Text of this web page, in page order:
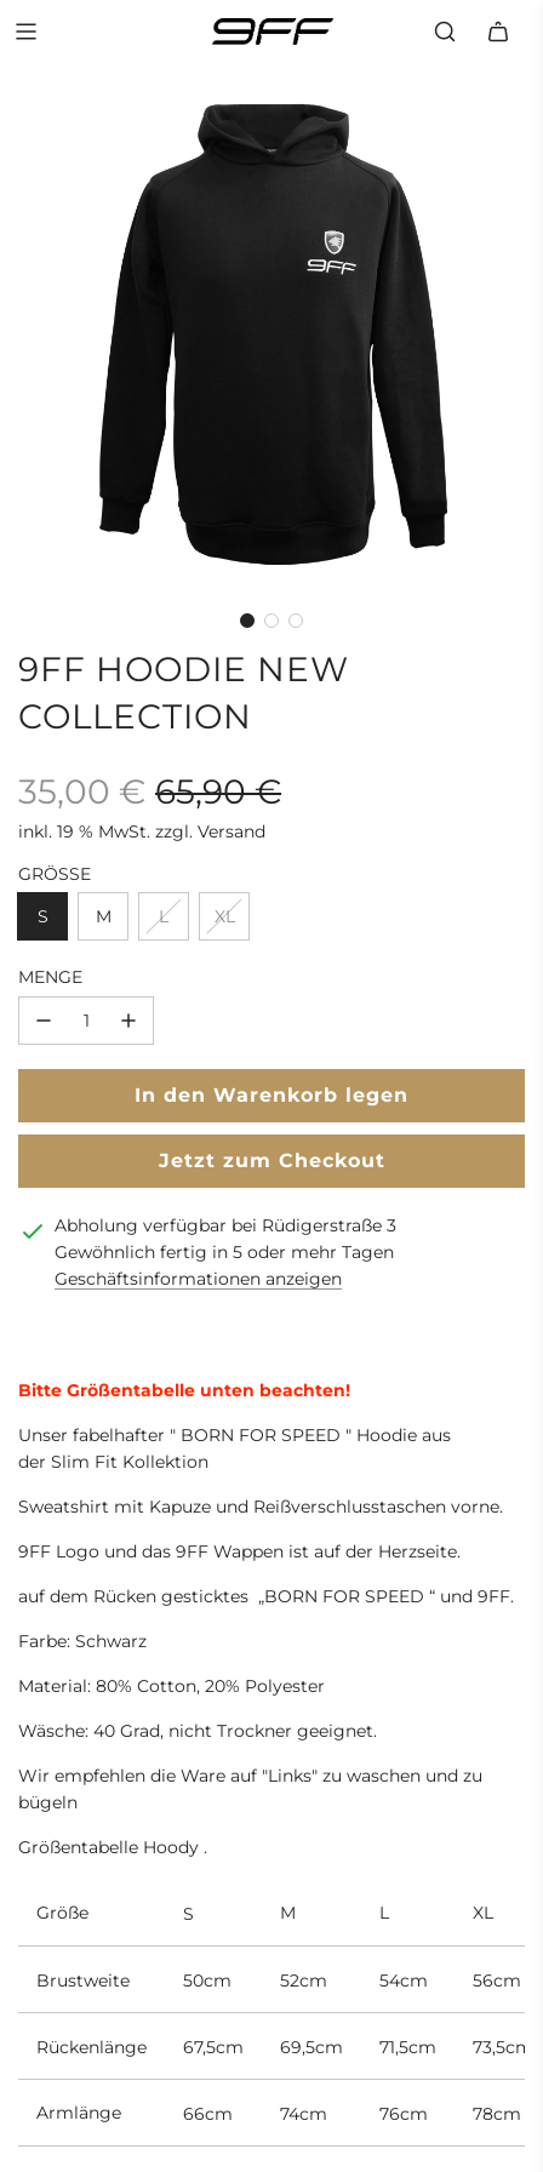
9FF HOODIE NEW
COLLECTION
Sonderpreis
65,90 €
Regulärer
Preis
35,00 €
inkl. 19 % MwSt. zzgl. Versand
GRÖSSE
S
M L XL
MENGE
L
a
.
.
.
In den Warenkorb legen
Jetzt zum Checkout
Abholung verfügbar bei Rüdigerstraße 3
Gewöhnlich fertig in 5 oder mehr Tagen
Geschäftsinformationen anzeigen
Bitte Größentabelle unten beachten!
Unser fabelhafter " BORN FOR SPEED " Hoodie aus
der Slim Fit Kollektion
Sweatshirt mit Kapuze und Reißverschlusstaschen vorne.
9FF Logo und das 9FF Wappen ist auf der Herzseite.
auf dem Rücken gesticktes „BORN FOR SPEED “ und 9FF.
Farbe: Schwarz
Material: 80% Cotton, 20% Polyester
Wäsche: 40 Grad, nicht Trockner geeignet.
Wir empfehlen die Ware auf "Links" zu waschen und zu
bügeln
Größentabelle Hoody .
Größe S M L XL
Brustweite 50cm 52cm 54cm 56cm
Rückenlänge 67,5cm 69,5cm 71,5cm 73,5cm
Armlänge 66cm 74cm 76cm 78cm